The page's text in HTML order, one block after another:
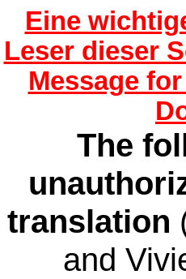
Eine
Leser dieser
Message
The
translation
and